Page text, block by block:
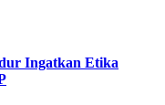
Ingatkan Etika